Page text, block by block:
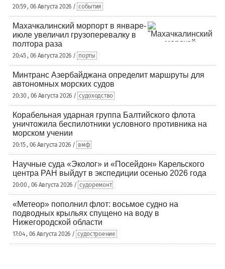
20:59 , 06 Августа 2026 / события
Махачкалинский морпорт в январе-
июле увеличил грузоперевалку в
полтора раза
20:45 , 06 Августа 2026 / порты
Минтранс Азербайджана определит маршруты для
автономных морских судов
20:30 , 06 Августа 2026 / судоходство
Корабельная ударная группа Балтийского флота
уничтожила беспилотники условного противника на
морском учении
20:15 , 06 Августа 2026 / вмф
Научные суда «Эколог» и «Посейдон» Карельского
центра РАН выйдут в экспедиции осенью 2026 года
20:00 , 06 Августа 2026 / судоремонт
«Метеор» пополнил флот: восьмое судно на
подводных крыльях спущено на воду в
Нижегородской области
17:04 , 06 Августа 2026 / судостроение